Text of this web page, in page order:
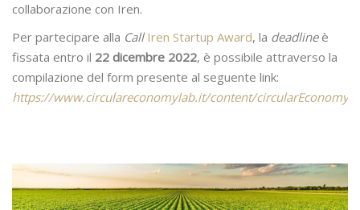
collaborazione con Iren.
Per partecipare alla Call Iren Startup Award, la deadlineè
fissata entro il 22 dicembre 2022, è possibile attraverso la
compilazione del form presente al seguente link:
https://www.circulareconomylab.it/content/circularEconomy/